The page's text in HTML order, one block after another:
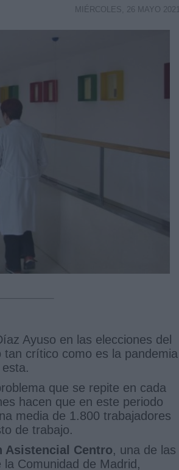
MIÉRCOLES, 26 MAYO 2021
Ayuso en las elecciones del
tan crítico como es la pandemia
que se repite en cada
hacen que en este periodo
media de 1.800 trabajadores
de trabajo.
Asistencial Centro, una de las
Comunidad de Madrid,